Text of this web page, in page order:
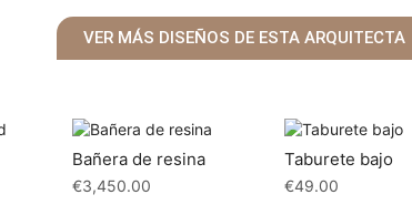
VER MÁS DISEÑOS DE ESTA ARQUITECTA
Bañera de resina
€3,450.00
Taburete bajo
€49.00